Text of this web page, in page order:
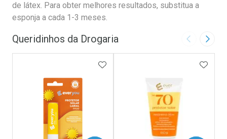
de látex. Para obter melhores resultados, substitua a
esponja a cada 1-3 meses.
Queridinhos da Drogaria Imagem
ADICIONAR AOS FAVORITOS